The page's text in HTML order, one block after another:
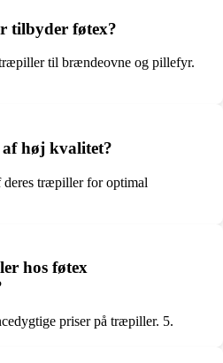
tilbyder føtex?
til brændeovne og pillefyr.
høj kvalitet?
deres træpiller for optimal
hos føtex
priser på træpiller. 5.